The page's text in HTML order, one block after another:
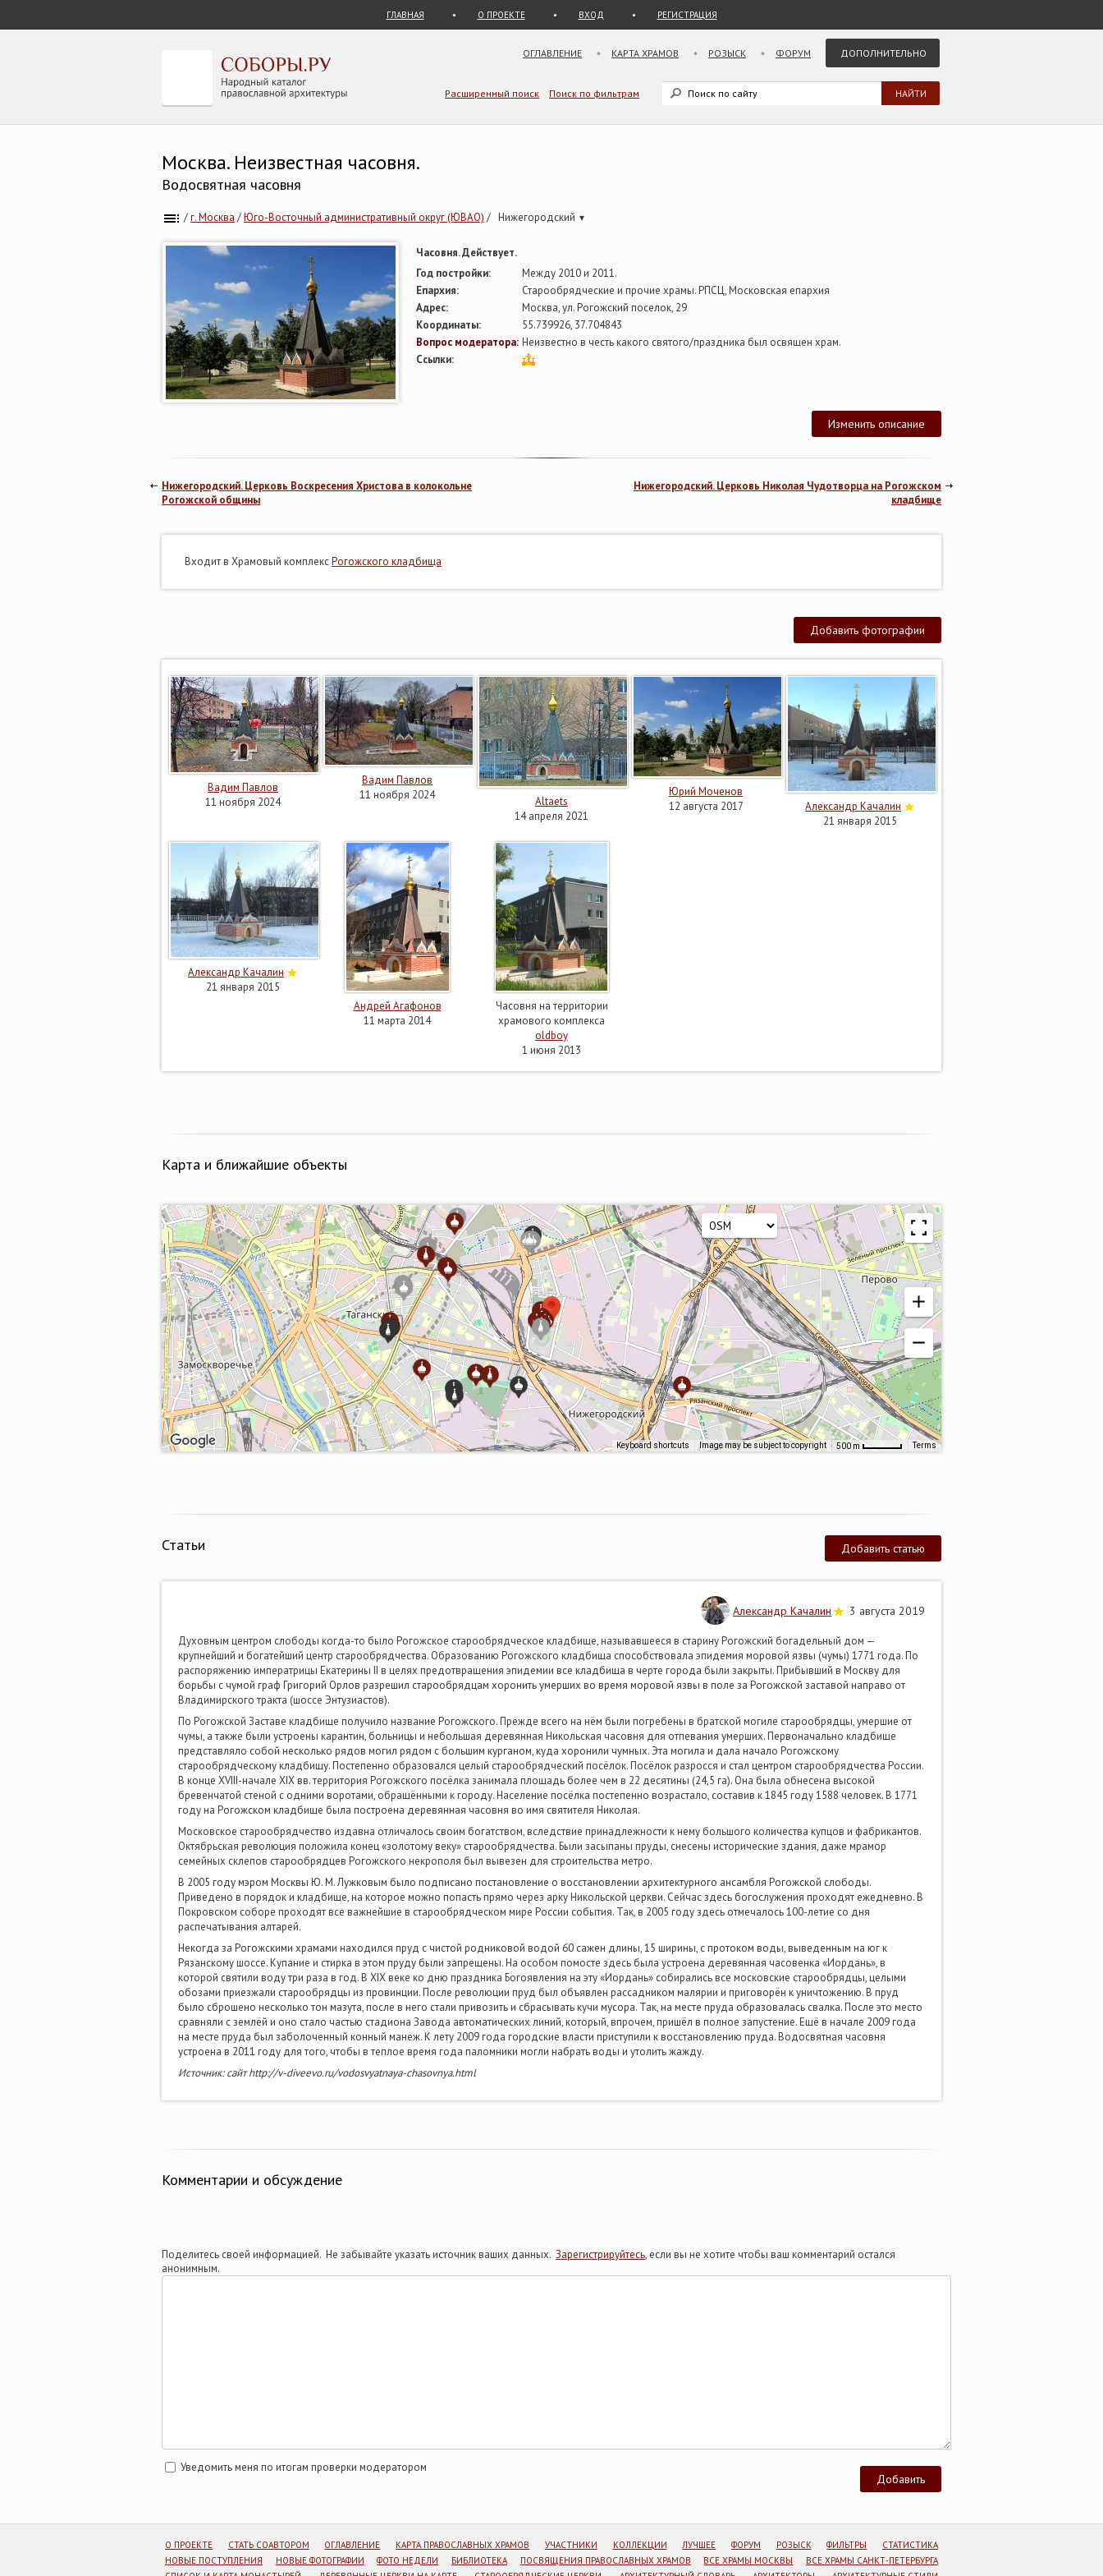
ГЛАВНАЯ О ПРОЕКТЕ ВХОД РЕГИСТРАЦИЯ
ОГЛАВЛЕНИЕ КАРТА ХРАМОВ РОЗЫСК ФОРУМ ДОПОЛНИТЕЛЬНО
Расширенный поиск Поиск по фильтрам
Москва. Неизвестная часовня.
Водосвятная часовня
/г. Москва /Юго-Восточный административный округ (ЮВАО) / Нижегородский ▾
Часовня. Действует.
Год постройки:
Между 2010 и 2011.
Епархия:
Старообрядческие и прочие храмы. РПСЦ, Московская епархия
Адрес:
Москва, ул. Рогожский поселок, 29
Координаты:
55.739926, 37.704843
Вопрос модератора: Неизвестно в честь какого святого/праздника был освящен храм.
Ссылки:
Изменить описание
Нижегородский. Церковь Николая Чудотворца на Рогожском
кладбище
Нижегородский. Церковь Воскресения Христова в колокольне
Рогожской общины
Входит в Храмовый комплексРогожского кладбища
Добавить фотографии
Вадим Павлов
11 ноября 2024
Вадим Павлов
11 ноября 2024
Altaets
14 апреля 2021
Юрий Моченов
12 августа 2017
Александр Качалин
21 января 2015
Александр Качалин
21 января 2015
Андрей Агафонов
11 марта 2014
Часовня на территории
храмового комплекса
oldboy
1 июня 2013
Карта и ближайшие объекты
Keyboard shortcuts Image may be subject to copyright 500 m Terms
Добавить статью
Статьи
Александр Качалин 3 августа 2019
Духовным центром слободы когда-то было Рогожское старообрядческое кладбище, называвшееся в старину Рогожский богадельный дом —
крупнейший и богатейший центр старообрядчества. Образованию Рогожского кладбища способствовала эпидемия моровой язвы (чумы) 1771 года. По
распоряжению императрицы Екатерины II в целях предотвращения эпидемии все кладбища в черте города были закрыты. Прибывший в Москву для
борьбы с чумой граф Григорий Орлов разрешил старообрядцам хоронить умерших во время моровой язвы в поле за Рогожской заставой направо от
Владимирского тракта (шоссе Энтузиастов).
По Рогожской Заставе кладбище получило название Рогожского. Прежде всего на нём были погребены в братской могиле старообрядцы, умершие от
чумы, а также были устроены карантин, больницы и небольшая деревянная Никольская часовня для отпевания умерших. Первоначально кладбище
представляло собой несколько рядов могил рядом с большим курганом, куда хоронили чумных. Эта могила и дала начало Рогожскому
старообрядческому кладбищу. Постепенно образовался целый старообрядческий посёлок. Посёлок разросся и стал центром старообрядчества России.
В конце XVIII-начале XIX вв. территория Рогожского посёлка занимала площадь более чем в 22 десятины (24,5 га). Она была обнесена высокой
бревенчатой стеной с одними воротами, обращёнными к городу. Население посёлка постепенно возрастало, составив к 1845 году 1588 человек. В 1771
году на Рогожском кладбище была построена деревянная часовня во имя святителя Николая.
Московское старообрядчество издавна отличалось своим богатством, вследствие принадлежности к нему большого количества купцов и фабрикантов.
Октябрьская революция положила конец «золотому веку» старообрядчества. Были засыпаны пруды, снесены исторические здания, даже мрамор
семейных склепов старообрядцев Рогожского некрополя был вывезен для строительства метро.
В 2005 году мэром Москвы Ю. М. Лужковым было подписано постановление о восстановлении архитектурного ансамбля Рогожской слободы.
Приведено в порядок и кладбище, на которое можно попасть прямо через арку Никольской церкви. Сейчас здесь богослужения проходят ежедневно. В
Покровском соборе проходят все важнейшие в старообрядческом мире России события. Так, в 2005 году здесь отмечалось 100-летие со дня
распечатывания алтарей.
Некогда за Рогожскими храмами находился пруд с чистой родниковой водой 60 сажен длины, 15 ширины, с протоком воды, выведенным на юг к
Рязанскому шоссе. Купание и стирка в этом пруду были запрещены. На особом помосте здесь была устроена деревянная часовенка «Иордань», в
которой святили воду три раза в год. В XIX веке ко дню праздника Богоявления на эту «Иордань» собирались все московские старообрядцы, целыми
обозами приезжали старообрядцы из провинции. После революции пруд был объявлен рассадником малярии и приговорён к уничтожению. В пруд
было сброшено несколько тон мазута, после в него стали привозить и сбрасывать кучи мусора. Так, на месте пруда образовалась свалка. После это место
сравняли с землёй и оно стало частью стадиона Завода автоматических линий, который, впрочем, пришёл в полное запустение. Ещё в начале 2009 года
на месте пруда был заболоченный конный манеж. К лету 2009 года городские власти приступили к восстановлению пруда. Водосвятная часовня
устроена в 2011 году для того, чтобы в теплое время года паломники могли набрать воды и утолить жажду.
Источник: сайт http://v-diveevo.ru/vodosvyatnaya-chasovnya.html
Комментарии и обсуждение
Поделитесь своей информацией. Не забывайте указать источник ваших данных. Зарегистрируйтесь, если вы не хотите чтобы ваш комментарий остался
анонимным.
Уведомить меня по итогам проверки модератором
О ПРОЕКТЕ СТАТЬ СОАВТОРОМ ОГЛАВЛЕНИЕ КАРТА ПРАВОСЛАВНЫХ ХРАМОВ УЧАСТНИКИ КОЛЛЕКЦИИ ЛУЧШЕЕ ФОРУМ РОЗЫСК ФИЛЬТРЫ
СТАТИСТИКА
НОВЫЕ ПОСТУПЛЕНИЯ
НОВЫЕ ФОТОГРАФИИ ФОТО НЕДЕЛИ БИБЛИОТЕКА ПОСВЯЩЕНИЯ ПРАВОСЛАВНЫХ ХРАМОВ ВСЕ ХРАМЫ МОСКВЫ
ВСЕ ХРАМЫ САНКТ-ПЕТЕРБУРГА